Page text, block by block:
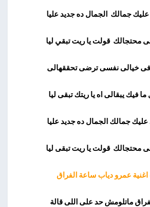
جمالك الجمال ده جديد عليا
قولت يا ريت تبقي ليا
فى خيالى نفسى ترضى تحققهالى
فيك يبقالى اه يا ريتك تبقى ليا
جمالك الجمال ده جديد عليا
قولت يا ريت تبقى ليا
عمرو دياب ساعة الفراق
ماتلومش حد على اللى قالة